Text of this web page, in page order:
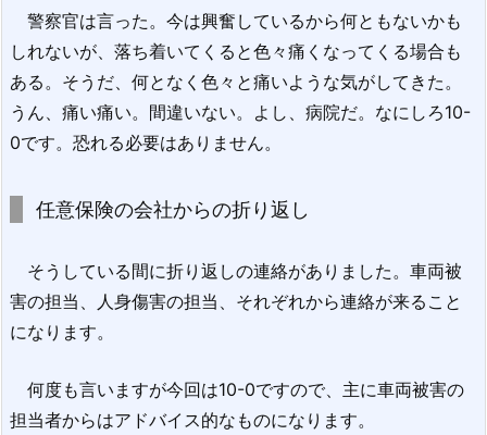
警察官は言った。今は興奮しているから何ともないかも
しれないが、落ち着いてくると色々痛くなってくる場合も
ある。そうだ、何となく色々と痛いような気がしてきた。
うん、痛い痛い。間違いない。よし、病院だ。なにしろ10-
0です。恐れる必要はありません。
任意保険の会社からの折り返し
そうしている間に折り返しの連絡がありました。車両被
害の担当、人身傷害の担当、それぞれから連絡が来ること
になります。
何度も言いますが今回は10-0ですので、主に車両被害の
担当者からはアドバイス的なものになります。